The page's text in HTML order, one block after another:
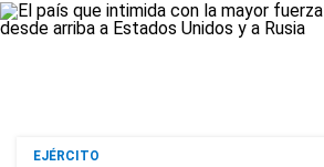
EJÉRCITO